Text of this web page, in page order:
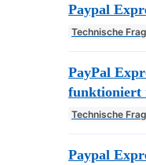
Paypal
Technische
PayPal
funktioniert
Technische
Paypal